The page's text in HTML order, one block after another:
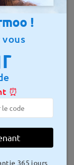
27,99 €
!
⏰
365 jours